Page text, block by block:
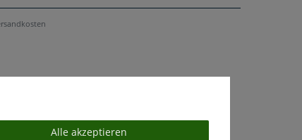
Alle akzeptieren